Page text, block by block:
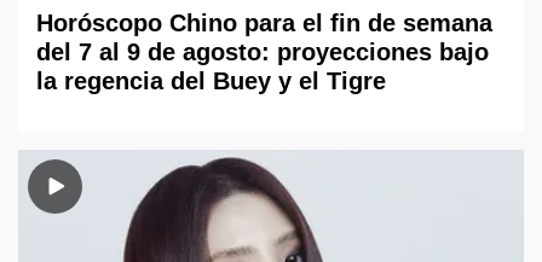
Horóscopo Chino para el fin de semana
del 7 al 9 de agosto: proyecciones bajo
la regencia del Buey y el Tigre